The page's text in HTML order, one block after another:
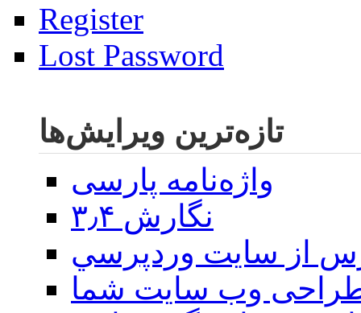
Register
Lost Password
تازه‌ترین ویرایش‌ها
واژه‌نامه پارسی
نگارش ۳٫۴
از سايت وردپرسي
طراحی وب سایت شما